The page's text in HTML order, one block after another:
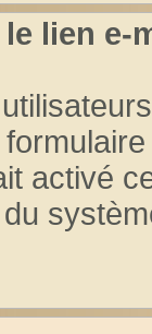
lien e-
activé